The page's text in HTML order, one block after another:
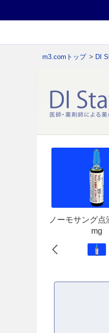
m3.comトップ > DI
ノーモサング
mg